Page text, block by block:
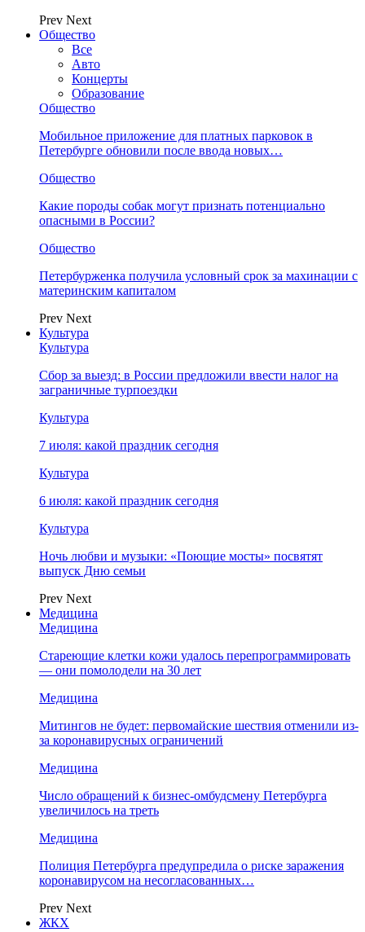
Prev Next
Общество
Все
Авто
Концерты
Образование
Общество
Мобильное приложение для платных парковок в
Петербурге обновили после ввода новых…
Общество
Какие породы собак могут признать потенциально
опасными в России?
Общество
Петербурженка получила условный срок за махинации с
материнским капиталом
Prev Next
Культура
Культура
Сбор за выезд: в России предложили ввести налог на
заграничные турпоездки
Культура
7 июля: какой праздник сегодня
Культура
6 июля: какой праздник сегодня
Культура
Ночь любви и музыки: «Поющие мосты» посвятят
выпуск Дню семьи
Prev Next
Медицина
Медицина
Стареющие клетки кожи удалось перепрограммировать
— они помолодели на 30 лет
Медицина
Митингов не будет: первомайские шествия отменили из-
за коронавирусных ограничений
Медицина
Число обращений к бизнес-омбудсмену Петербурга
увеличилось на треть
Медицина
Полиция Петербурга предупредила о риске заражения
коронавирусом на несогласованных…
Prev Next
ЖКХ